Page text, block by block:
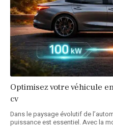
Optimisez votre véhicule
cv
Dans le paysage évolutif de
puissance est essentiel. Avec la